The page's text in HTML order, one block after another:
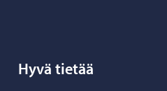
Hyvä tietää